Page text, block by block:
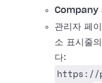
Company
관리자 페
소 표시줄
다:
https://